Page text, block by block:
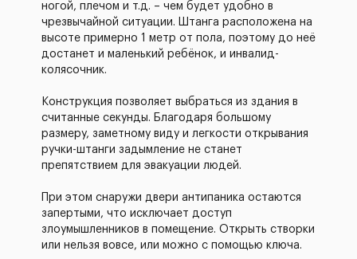
ногой, плечом и т.д. – чем будет удобно в
чрезвычайной ситуации. Штанга расположена на
высоте примерно 1 метр от пола, поэтому до неё
достанет и маленький ребёнок, и инвалид-
колясочник.
Конструкция позволяет выбраться из здания в
считанные секунды. Благодаря большому
размеру, заметному виду и легкости открывания
ручки-штанги задымление не станет
препятствием для эвакуации людей.
При этом снаружи двери антипаника остаются
запертыми, что исключает доступ
злоумышленников в помещение. Открыть створки
или нельзя вовсе, или можно с помощью ключа.